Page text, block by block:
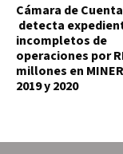
Cámara de
detecta
incompletos de
operaciones por
millones en
2019 y 2020